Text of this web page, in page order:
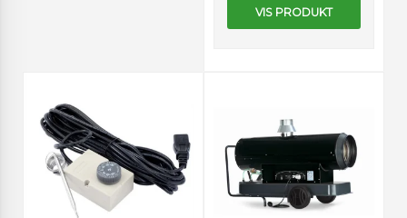
VIS PRODUKT